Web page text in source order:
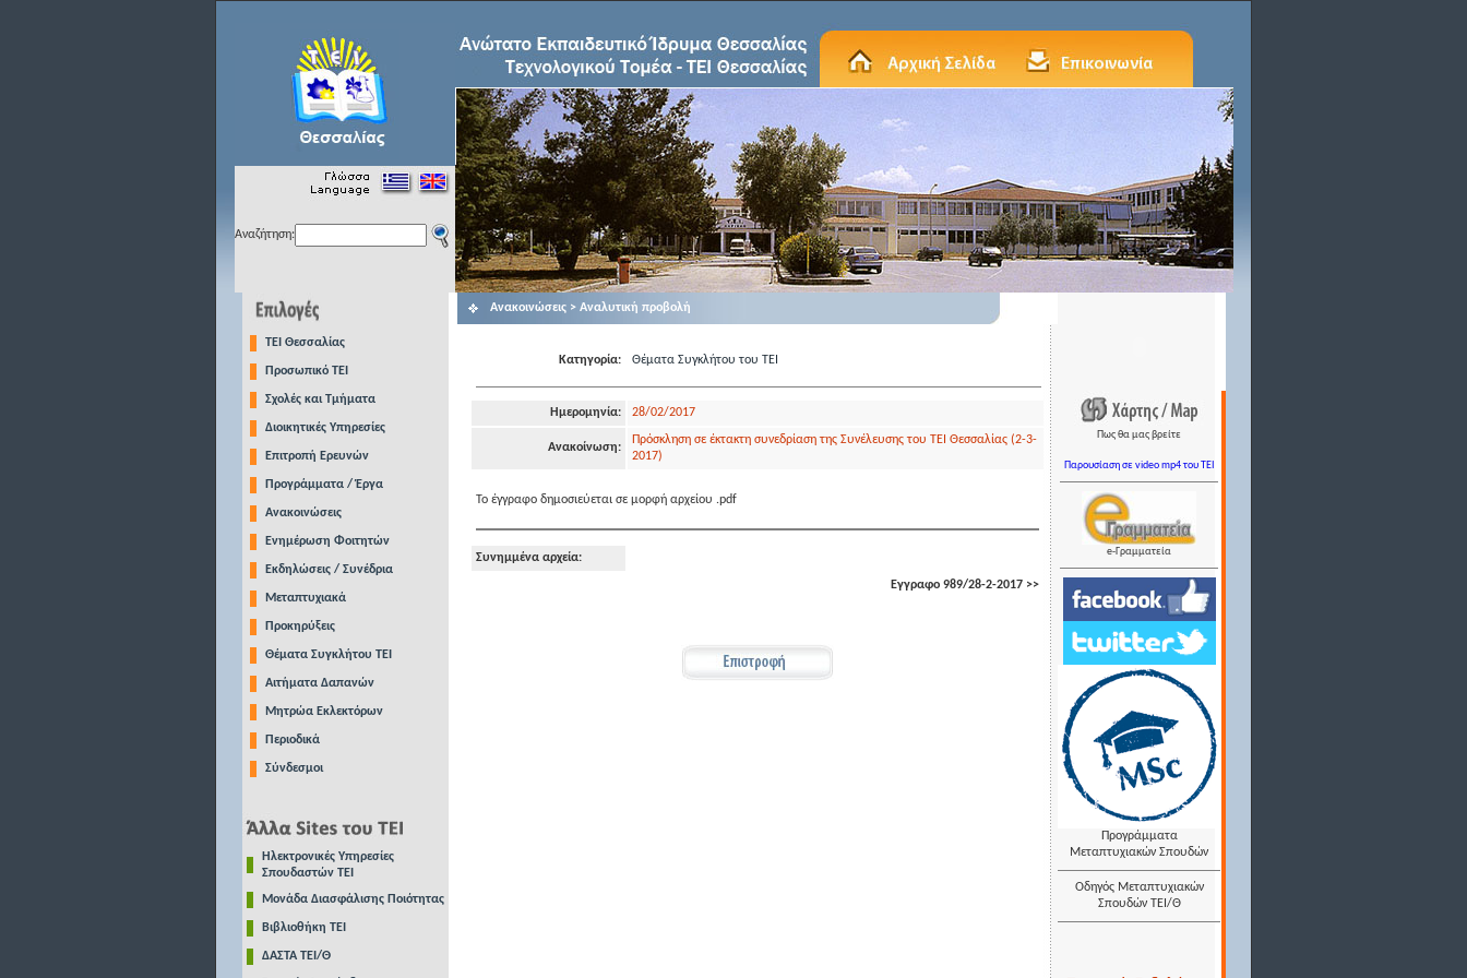
Αναζήτηση:
TEI Θεσσαλίας
Προσωπικό ΤΕΙ
Σχολές και Τμήματα
Διοικητικές Υπηρεσίες
Επιτροπή Ερευνών
Προγράμματα / Έργα
Ανακοινώσεις
Ενημέρωση Φοιτητών
Εκδηλώσεις / Συνέδρια
Μεταπτυχιακά
Προκηρύξεις
Θέματα Συγκλήτου ΤΕΙ
Αιτήματα Δαπανών
Μητρώα Εκλεκτόρων
Περιοδικά
Σύνδεσμοι
Ηλεκτρονικές Υπηρεσίες
Σπουδαστών ΤΕΙ
Μονάδα Διασφάλισης Ποιότητας
Βιβλιοθήκη ΤΕΙ
ΔΑΣΤΑ ΤΕΙ/Θ
Ανακοινώσεις > Αναλυτική προβολή
Κατηγορία: Θέματα Συγκλήτου του ΤΕΙ
Ημερομηνία: 28/02/2017
Ανακοίνωση:
Πρόσκληση σε έκτακτη συνεδρίαση της Συνέλευσης του ΤΕΙ Θεσσαλίας (2-3-
2017)
Το έγγραφο δημοσιεύεται σε μορφή αρχείου .pdf
Συνημμένα αρχεία:
Εγγραφο 989/28-2-2017 >>
Πως θα μας βρείτε
Παρουσίαση σε video mp4 του TEI
e-Γραμματεία
Προγράμματα
Μεταπτυχιακών Σπουδών
Οδηγός Μεταπτυχιακών
Σπουδών ΤΕΙ/Θ